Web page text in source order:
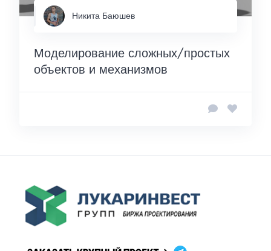
Никита Баюшев
Моделирование сложных/простых
объектов и механизмов